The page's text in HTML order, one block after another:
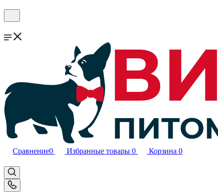
Сравнение0 Избранные товары 0 Корзина 0